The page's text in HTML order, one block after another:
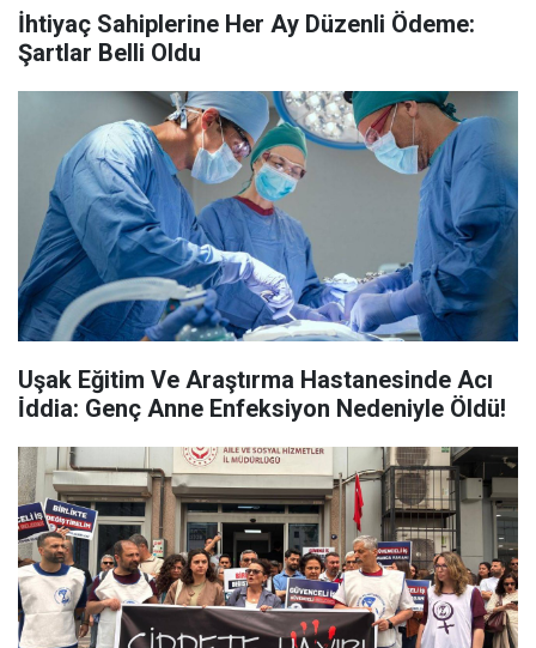
İhtiyaç Sahiplerine Her Ay Düzenli Ödeme:
Şartlar Belli Oldu
Uşak Eğitim Ve Araştırma Hastanesinde Acı
İ̇ddia: Genç Anne Enfeksiyon Nedeniyle Öldü!